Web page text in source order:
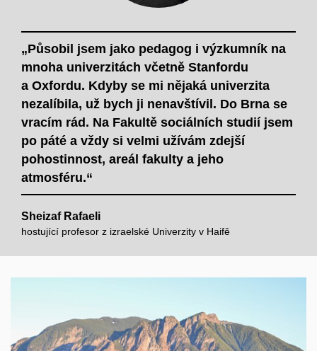
„Působil jsem jako pedagog i výzkumník na
mnoha univerzitách včetně Stanfordu
a Oxfordu. Kdyby se mi nějaká univerzita
nezalíbila, už bych ji nenavštívil. Do Brna se
vracím rád. Na Fakultě sociálních studií jsem
po páté a vždy si velmi užívám zdejší
pohostinnost, areál fakulty a jeho
atmosféru.“
Sheizaf Rafaeli
hostující profesor z izraelské Univerzity v Haifě